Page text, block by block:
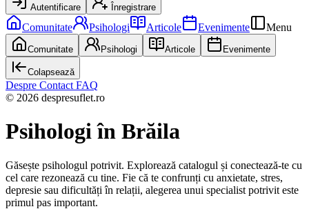
Autentificare Înregistrare
Comunitate Psihologi Articole Evenimente Menu
Comunitate Psihologi Articole Evenimente
Colapsează
Despre Contact FAQ
© 2026 despresuflet.ro
Psihologiîn Brăila
Găsește psihologul potrivit. Explorează catalogul și conectează-te cu
cel care rezonează cu tine. Fie că te confrunți cu anxietate, stres,
depresie sau dificultăți în relații, alegerea unui specialist potrivit este
primul pas important.